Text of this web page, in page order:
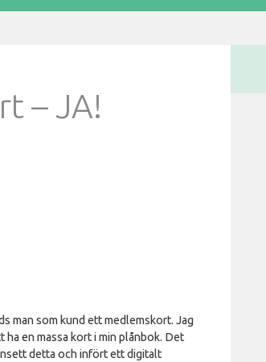
– JA!
man som kund ett medlemskort. Jag
ha en massa kort i min plånbok. Det
detta och infört ett digitalt